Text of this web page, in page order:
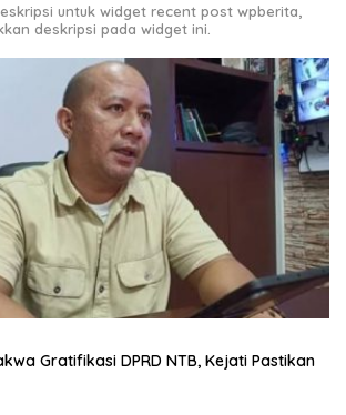
untuk widget recent post wpberita,
deskripsi pada widget ini.
Gratifikasi DPRD NTB, Kejati Pastikan